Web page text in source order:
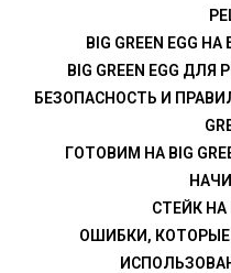
BIG GREEN EGG
BIG GREEN EGG
БЕЗОПАСНОСТЬ И
ГОТОВИМ НА BIG
СТЕЙК НА
ОШИБКИ,